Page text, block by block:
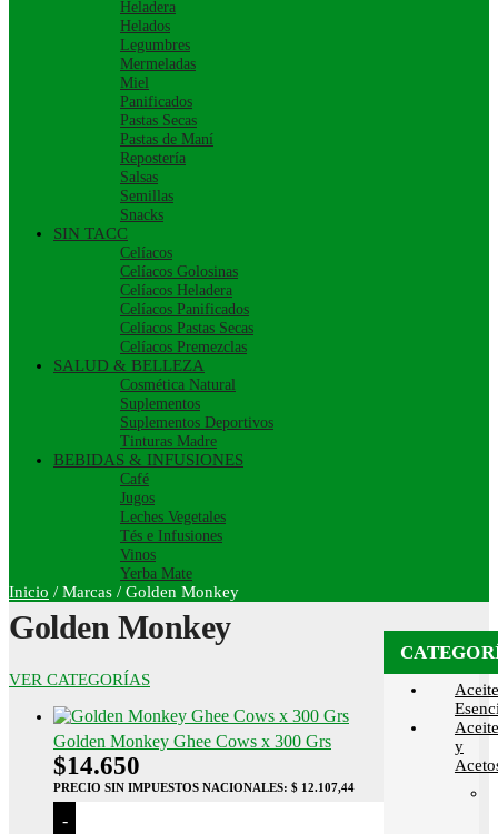
Heladera
Helados
Legumbres
Mermeladas
Miel
Panificados
Pastas Secas
Pastas de Maní
Repostería
Salsas
Semillas
Snacks
SIN TACC
Celíacos
Celíacos Golosinas
Celíacos Heladera
Celíacos Panificados
Celíacos Pastas Secas
Celíacos Premezclas
SALUD & BELLEZA
Cosmética Natural
Suplementos
Suplementos Deportivos
Tinturas Madre
BEBIDAS & INFUSIONES
Café
Jugos
Leches Vegetales
Tés e Infusiones
Vinos
Yerba Mate
Inicio / Marcas / Golden Monkey
Golden Monkey
VER CATEGORÍAS
Golden Monkey Ghee Cows x 300 Grs
$14.650
PRECIO SIN IMPUESTOS NACIONALES: $ 12.107,44
-
y